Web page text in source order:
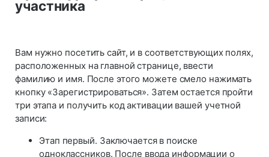
участника
Вам нужно посетить сайт, и в соответствующих полях,
расположенных на главной странице, ввести
фамилию и имя. После этого можете смело нажимать
кнопку «Зарегистрироваться». Затем остается пройти
три этапа и получить код активации вашей учетной
записи:
Этап первый. Заключается в поиске
одноклассников. После ввода информации о